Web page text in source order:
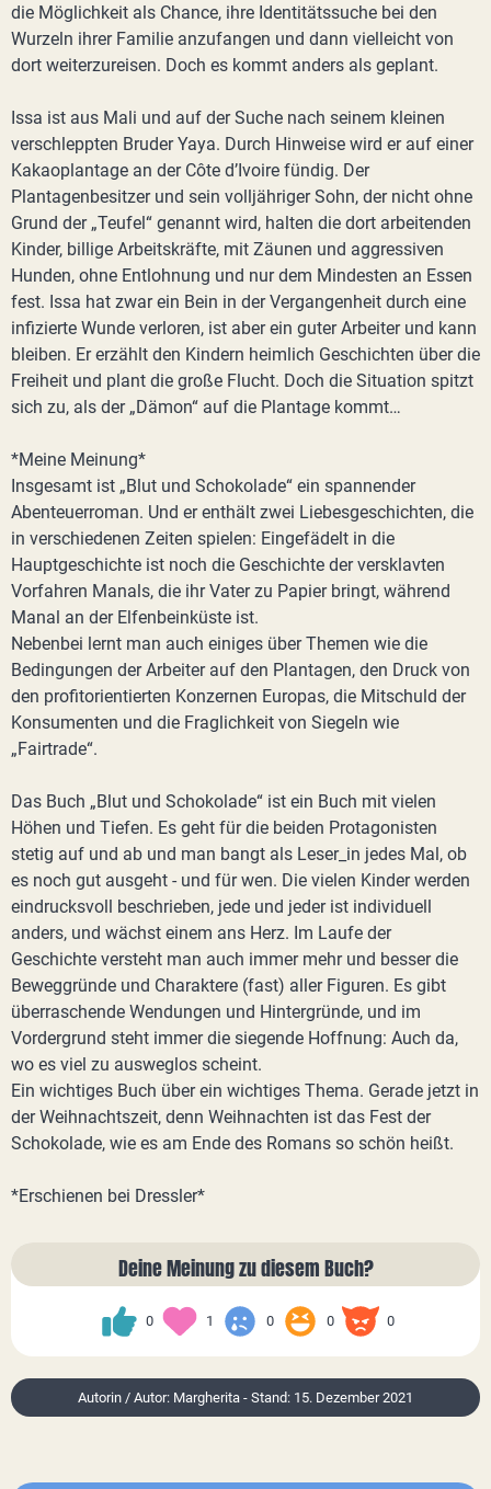
die Möglichkeit als Chance, ihre Identitätssuche bei den
Wurzeln ihrer Familie anzufangen und dann vielleicht von
dort weiterzureisen. Doch es kommt anders als geplant.
Issa ist aus Mali und auf der Suche nach seinem kleinen
verschleppten Bruder Yaya. Durch Hinweise wird er auf einer
Kakaoplantage an der Côte d’Ivoire fündig. Der
Plantagenbesitzer und sein volljähriger Sohn, der nicht ohne
Grund der „Teufel“ genannt wird, halten die dort arbeitenden
Kinder, billige Arbeitskräfte, mit Zäunen und aggressiven
Hunden, ohne Entlohnung und nur dem Mindesten an Essen
fest. Issa hat zwar ein Bein in der Vergangenheit durch eine
infizierte Wunde verloren, ist aber ein guter Arbeiter und kann
bleiben. Er erzählt den Kindern heimlich Geschichten über die
Freiheit und plant die große Flucht. Doch die Situation spitzt
sich zu, als der „Dämon“ auf die Plantage kommt…
*Meine Meinung*
Insgesamt ist „Blut und Schokolade“ ein spannender
Abenteuerroman. Und er enthält zwei Liebesgeschichten, die
in verschiedenen Zeiten spielen: Eingefädelt in die
Hauptgeschichte ist noch die Geschichte der versklavten
Vorfahren Manals, die ihr Vater zu Papier bringt, während
Manal an der Elfenbeinküste ist.
Nebenbei lernt man auch einiges über Themen wie die
Bedingungen der Arbeiter auf den Plantagen, den Druck von
den profitorientierten Konzernen Europas, die Mitschuld der
Konsumenten und die Fraglichkeit von Siegeln wie
„Fairtrade“.
Das Buch „Blut und Schokolade“ ist ein Buch mit vielen
Höhen und Tiefen. Es geht für die beiden Protagonisten
stetig auf und ab und man bangt als Leser_in jedes Mal, ob
es noch gut ausgeht - und für wen. Die vielen Kinder werden
eindrucksvoll beschrieben, jede und jeder ist individuell
anders, und wächst einem ans Herz. Im Laufe der
Geschichte versteht man auch immer mehr und besser die
Beweggründe und Charaktere (fast) aller Figuren. Es gibt
überraschende Wendungen und Hintergründe, und im
Vordergrund steht immer die siegende Hoffnung: Auch da,
wo es viel zu ausweglos scheint.
Ein wichtiges Buch über ein wichtiges Thema. Gerade jetzt in
der Weihnachtszeit, denn Weihnachten ist das Fest der
Schokolade, wie es am Ende des Romans so schön heißt.
*Erschienen bei Dressler*
Deine Meinung zu diesem Buch?
0 1 0 0 0
Autorin / Autor: Margherita - Stand: 15. Dezember 2021